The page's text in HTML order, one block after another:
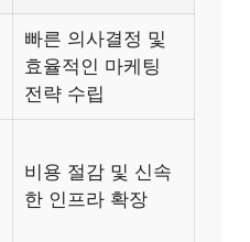
빠른 의사결정 및
효율적인 마케팅
전략 수립
비용 절감 및 신속
한 인프라 확장